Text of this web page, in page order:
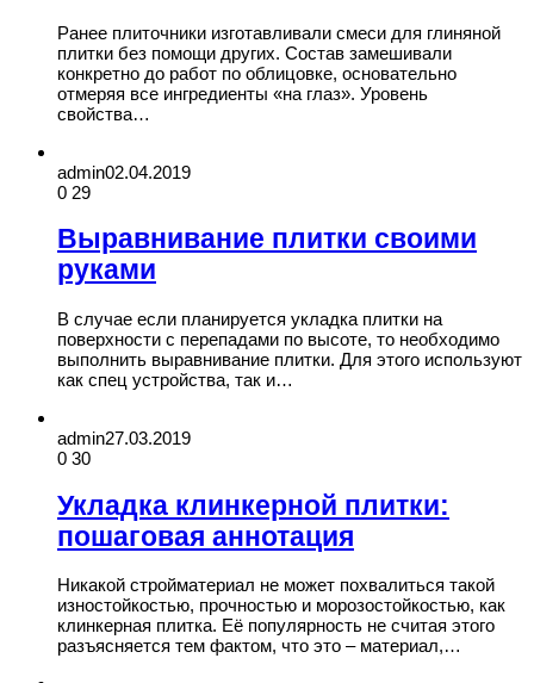
Ранее плиточники изготавливали смеси для глиняной
плитки без помощи других. Состав замешивали
конкретно до работ по облицовке, основательно
отмеряя все ингредиенты «на глаз». Уровень
свойства…
admin02.04.2019
0 29
Выравнивание плитки своими
руками
В случае если планируется укладка плитки на
поверхности с перепадами по высоте, то необходимо
выполнить выравнивание плитки. Для этого используют
как спец устройства, так и…
admin27.03.2019
0 30
Укладка клинкерной плитки:
пошаговая аннотация
Никакой стройматериал не может похвалиться такой
изностойкостью, прочностью и морозостойкостью, как
клинкерная плитка. Её популярность не считая этого
разъясняется тем фактом, что это – материал,…